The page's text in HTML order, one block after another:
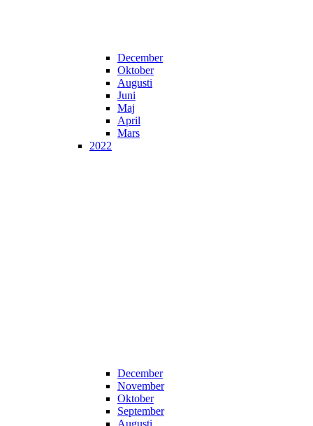
December
Oktober
Augusti
Juni
Maj
April
Mars
2022
December
November
Oktober
September
Augusti